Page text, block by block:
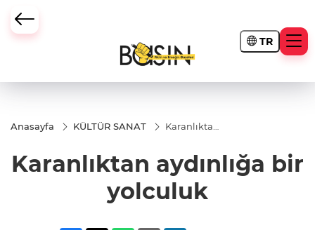
TR
Anasayfa KÜLTÜR SANAT
Karanlıktan
Karanlıktan aydınlığa bir
yolculuk